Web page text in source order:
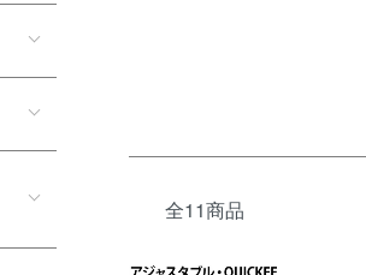
全11商品